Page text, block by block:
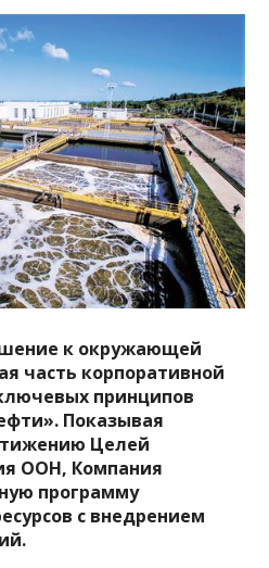
к окружающей
часть корпоративной
принципов
Показывая
Целей
ООН, Компания
программу
с внедрением